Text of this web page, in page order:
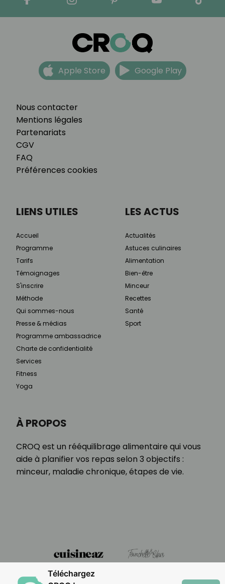
Nous contacter
Mentions légales
Partenariats
CGV
FAQ
Préférences cookies
Apple Store Google Play
À PROPOS
CROQ est un rééquilibrage alimentaire qui vous
aide à planifier vos repas selon 3 objectifs :
minceur, maladie chronique, étapes de vie.
LIENS UTILES
Accueil
Programme
Tarifs
Témoignages
S'inscrire
Méthode
Qui sommes-nous
Presse & médias
Programme ambassadrice
Charte de confidentialité
Services
Fitness
Yoga
LES ACTUS
Actualités
Astuces culinaires
Alimentation
Bien-être
Minceur
Recettes
Santé
Sport
Téléchargez